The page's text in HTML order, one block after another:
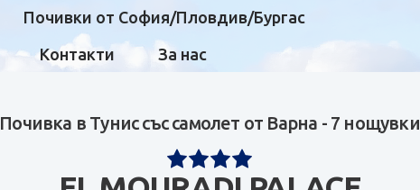
Почивки от София/Пловдив/Бургас
Контакти За нас
Почивка в Тунис със самолет от Варна - 7 нощувки